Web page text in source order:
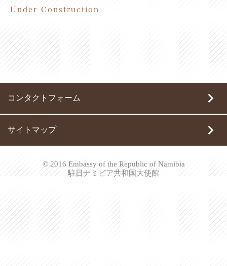
Under Construction
コンタクトフォーム
サイトマップ
© 2016 Embassy of the Republic of Namibia
駐日ナミビア共和国大使館